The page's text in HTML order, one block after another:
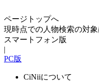
ページトップへ
現時点での人物検索の対象
スマートフォン版
|
PC版
CiNiiについて